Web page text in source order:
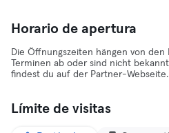
Horario de apertura
Die Öffnungszeiten hängen von
Terminen ab oder sind nicht
findest du auf der Partner-Webseite.
Límite de visitas